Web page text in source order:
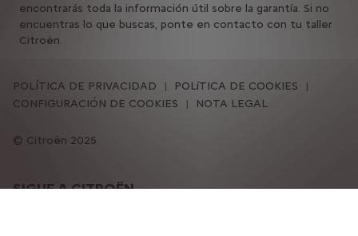
encontrarás toda la información útil sobre la garantía. Si no
encuentras lo que buscas, ponte en contacto con tu taller
Citroën.
SIGUE A CITROËN
Citroën 2025
POLÍTICA DE PRIVACIDAD
POLíTICA DE COOKIES
CONFIGURACIÓN DE COOKIES
NOTA LEGAL